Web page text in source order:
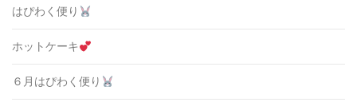
はぴわく便り
ホットケーキ
６月はぴわく便り